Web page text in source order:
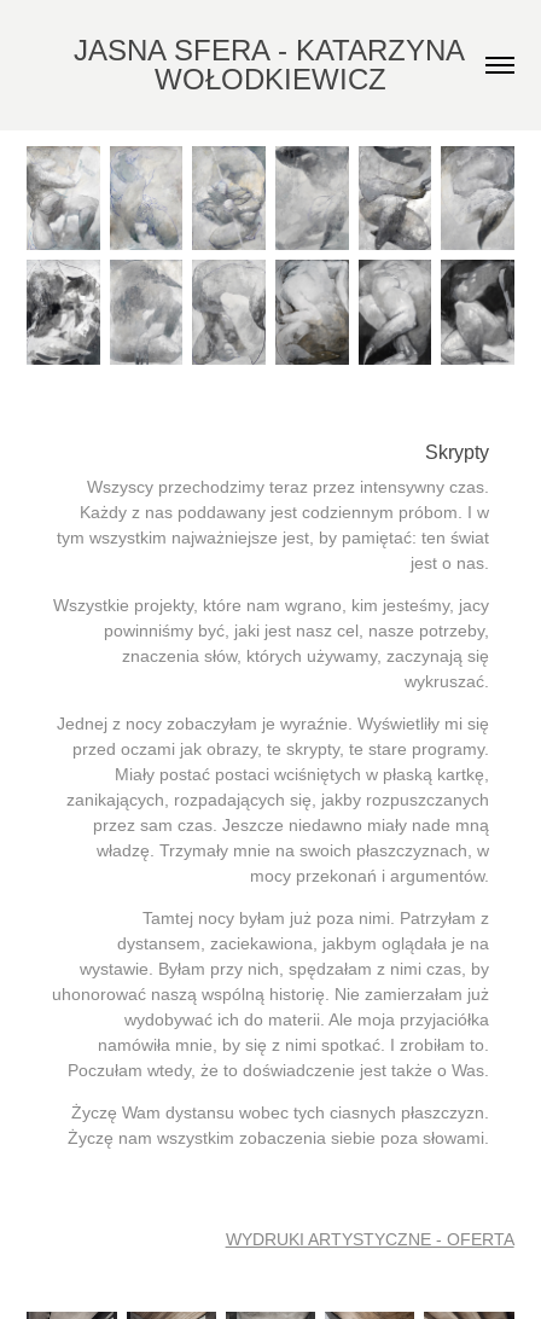
JASNA SFERA - KATARZYNA
WOŁODKIEWICZ
Skrypty
Wszyscy przechodzimy teraz przez intensywny czas.
Każdy z nas poddawany jest codziennym próbom. I w
tym wszystkim najważniejsze jest, by pamiętać: ten świat
jest o nas.
Wszystkie projekty, które nam wgrano, kim jesteśmy, jacy
powinniśmy być, jaki jest nasz cel, nasze potrzeby,
znaczenia słów, których używamy, zaczynają się
wykruszać.
Jednej z nocy zobaczyłam je wyraźnie. Wyświetliły mi się
przed oczami jak obrazy, te skrypty, te stare programy.
Miały postać postaci wciśniętych w płaską kartkę,
zanikających, rozpadających się, jakby rozpuszczanych
przez sam czas. Jeszcze niedawno miały nade mną
władzę. Trzymały mnie na swoich płaszczyznach, w
mocy przekonań i argumentów.
Tamtej nocy byłam już poza nimi. Patrzyłam z
dystansem, zaciekawiona, jakbym oglądała je na
wystawie. Byłam przy nich, spędzałam z nimi czas, by
uhonorować naszą wspólną historię. Nie zamierzałam już
wydobywać ich do materii. Ale moja przyjaciółka
namówiła mnie, by się z nimi spotkać. I zrobiłam to.
Poczułam wtedy, że to doświadczenie jest także o Was.
Życzę Wam dystansu wobec tych ciasnych płaszczyzn.
Życzę nam wszystkim zobaczenia siebie poza słowami.
WYDRUKI ARTYSTYCZNE - OFERTA